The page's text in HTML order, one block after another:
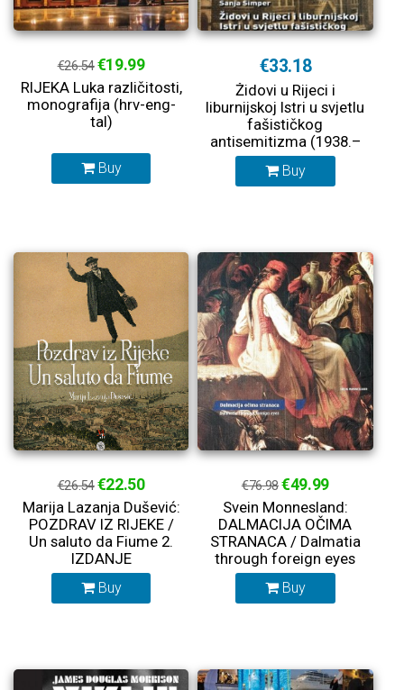
€26.54€19.99
RIJEKA Luka različitosti,
monografija (hrv-eng-
tal)
Buy
€33.18
Židovi u Rijeci i
liburnijskoj Istri u svjetlu
fašističkog
antisemitizma (1938.–
1943.)
Buy
€26.54€22.50
Marija Lazanja Dušević:
POZDRAV IZ RIJEKE /
Un saluto da Fiume 2.
IZDANJE
Buy
€76.98€49.99
Svein Monnesland:
DALMACIJA OČIMA
STRANACA / Dalmatia
through foreign eyes
Buy